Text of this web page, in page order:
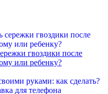
гвоздики после
или ребенку?